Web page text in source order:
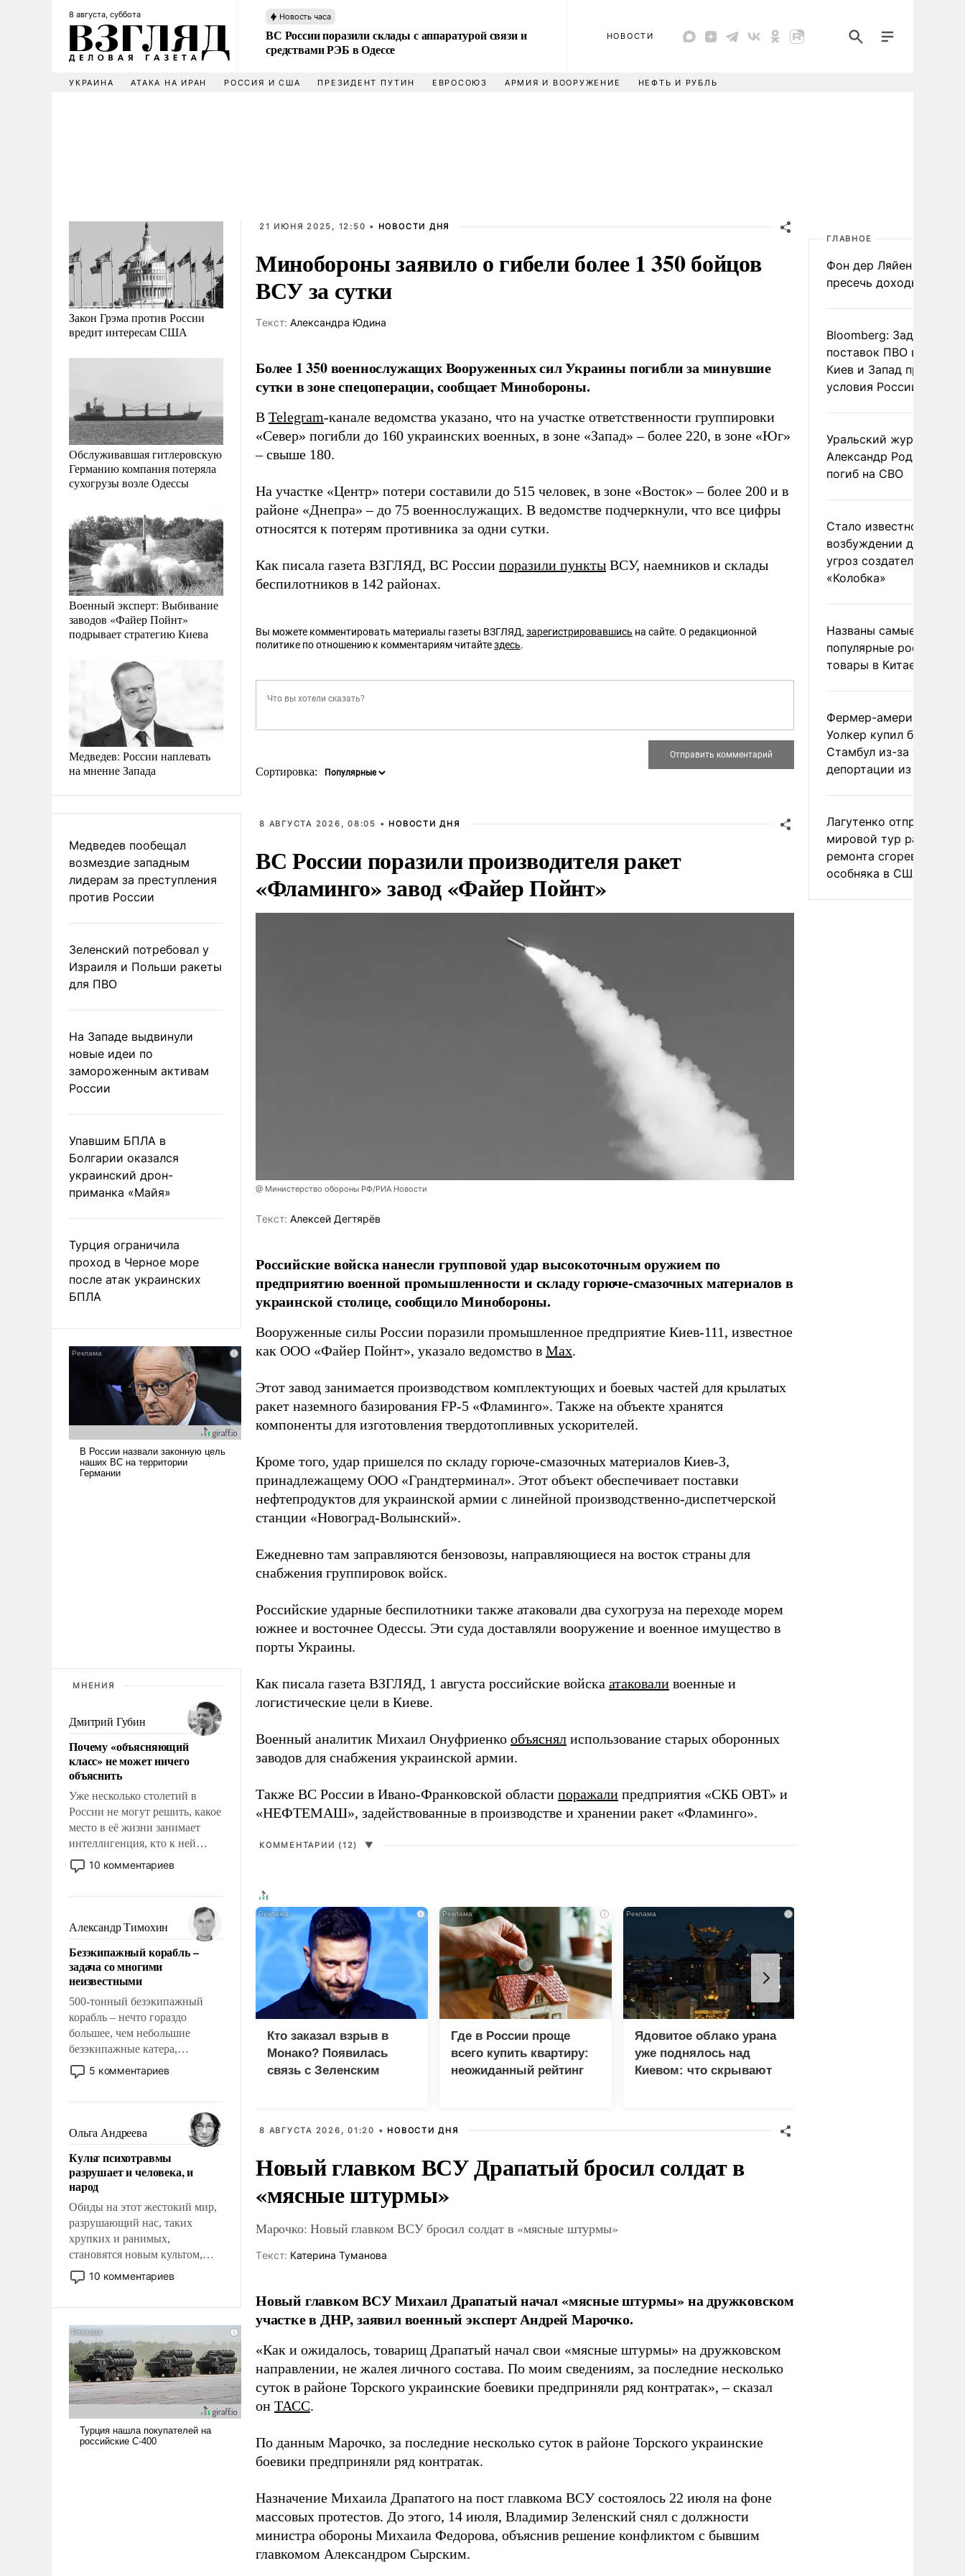
8 августа, суббота Новость часа
ВС России поразили склады с аппаратурой связи и
средствами РЭБ в Одессе
НОВОСТИ
УКРАИНА АТАКА НА ИРАН РОССИЯ И США ПРЕЗИДЕНТ ПУТИН ЕВРОСОЮЗ АРМИЯ И ВООРУЖЕНИЕ НЕФТЬ И РУБЛЬ
Закон Грэма против России
вредит интересам США
Обслуживавшая гитлеровскую
Германию компания потеряла
сухогрузы возле Одессы
Военный эксперт: Выбивание
заводов «Файер Пойнт»
подрывает стратегию Киева
Медведев: России наплевать
на мнение Запада
Медведев пообещал
возмездие западным
лидерам за преступления
против России
Зеленский потребовал у
Израиля и Польши ракеты
для ПВО
На Западе выдвинули
новые идеи по
замороженным активам
России
Упавшим БПЛА в
Болгарии оказался
украинский дрон-
приманка «Майя»
Турция ограничила
проход в Черное море
после атак украинских
БПЛА
МНЕНИЯ
Дмитрий Губин
Почему «объясняющий
класс» не может ничего
объяснить
Уже несколько столетий в
России не могут решить, какое
место в её жизни занимает
интеллигенция, кто к ней
принадлежит, а кого из неё
исключили с правом
чем она отличается от просто
образованных людей. Иногда
казалось, что эти вопросы
решены раз и навсегда, но –
нет, не решены.
10 комментариев
Александр Тимохин
Безэкипажный корабль –
задача со многими
неизвестными
500-тонный безэкипажный
корабль – нечто гораздо
большее, чем небольшие
безэкипажные катера,
применение которых уже
стало обыденностью. Задача по
сложна и амбициозна. Однако
и ее реализация радикально
поднимет наши боевые
возможности.
5 комментариев
Ольга Андреева
Культ психотравмы
разрушает и человека, и
народ
Обиды на этот жестокий мир,
разрушающий нас, таких
хрупких и ранимых,
становятся новым культом,
постепенно вытесняя и
отменяя традиционное
ударами судьбы, брать на себя
ответственность, помогать
слабым, идти вперед и
адаптироваться.
10 комментариев
21 ИЮНЯ 2025, 12:50 • НОВОСТИ ДНЯ
Минобороны заявило о гибели более 1 350 бойцов
ВСУ за сутки
Tекст: Александра Юдина
Более 1 350 военнослужащих Вооруженных сил Украины погибли за минувшие
сутки в зоне спецоперации, сообщает Минобороны.
В Telegram-канале ведомства указано, что на участке ответственности группировки
«Север» погибли до 160 украинских военных, в зоне «Запад» – более 220, в зоне «Юг»
– свыше 180.
На участке «Центр» потери составили до 515 человек, в зоне «Восток» – более 200 и в
районе «Днепра» – до 75 военнослужащих. В ведомстве подчеркнули, что все цифры
относятся к потерям противника за одни сутки.
Как писала газета ВЗГЛЯД, ВС России поразили пункты ВСУ, наемников и склады
беспилотников в 142 районах.
Вы можете комментировать материалы газеты ВЗГЛЯД, зарегистрировавшись на сайте. О редакционной
политике по отношению к комментариям читайтездесь.
Сортировка:
8 АВГУСТА 2026, 08:05 • НОВОСТИ ДНЯ
ВС России поразили производителя ракет
«Фламинго» завод «Файер Пойнт»
@ Министерство обороны РФ/РИА Новости
Tекст: Алексей Дегтярёв
Российские войска нанесли групповой удар высокоточным оружием по
предприятию военной промышленности и складу горюче-смазочных материалов в
украинской столице, сообщило Минобороны.
Вооруженные силы России поразили промышленное предприятие Киев-111, известное
как ООО «Файер Пойнт», указало ведомство в Max.
Этот завод занимается производством комплектующих и боевых частей для крылатых
ракет наземного базирования FP-5 «Фламинго». Также на объекте хранятся
компоненты для изготовления твердотопливных ускорителей.
Кроме того, удар пришелся по складу горюче-смазочных материалов Киев-3,
принадлежащему ООО «Грандтерминал». Этот объект обеспечивает поставки
нефтепродуктов для украинской армии с линейной производственно-диспетчерской
станции «Новоград-Волынский».
Ежедневно там заправляются бензовозы, направляющиеся на восток страны для
снабжения группировок войск.
Российские ударные беспилотники также атаковали два сухогруза на переходе морем
южнее и восточнее Одессы. Эти суда доставляли вооружение и военное имущество в
порты Украины.
Как писала газета ВЗГЛЯД, 1 августа российские войска атаковали военные и
логистические цели в Киеве.
Военный аналитик Михаил Онуфриенко объяснял использование старых оборонных
заводов для снабжения украинской армии.
Также ВС России в Ивано-Франковской области поражали предприятия «СКБ ОВТ» и
«НЕФТЕМАШ», задействованные в производстве и хранении ракет «Фламинго».
КОММЕНТАРИИ (12) ▼
i
Кто заказал взрыв в
Монако? Появилась
связь с Зеленским
i
Где в России проще
всего купить квартиру:
неожиданный рейтинг
i
Ядовитое облако урана
уже поднялось над
Киевом: что скрывают
8 АВГУСТА 2026, 01:20 • НОВОСТИ ДНЯ
Новый главком ВСУ Драпатый бросил солдат в
«мясные штурмы»
Марочко: Новый главком ВСУ бросил солдат в «мясные штурмы»
Tекст: Катерина Туманова
Новый главком ВСУ Михаил Драпатый начал «мясные штурмы» на дружковском
участке в ДНР, заявил военный эксперт Андрей Марочко.
«Как и ожидалось, товарищ Драпатый начал свои «мясные штурмы» на дружковском
направлении, не жалея личного состава. По моим сведениям, за последние несколько
суток в районе Торского украинские боевики предприняли ряд контратак», – сказал
он ТАСС.
По данным Марочко, за последние несколько суток в районе Торского украинские
боевики предприняли ряд контратак.
Назначение Михаила Драпатого на пост главкома ВСУ состоялось 22 июля на фоне
массовых протестов. До этого, 14 июля, Владимир Зеленский снял с должности
министра обороны Михаила Федорова, объяснив решение конфликтом с бывшим
главкомом Александром Сырским.
ГЛАВНОЕ
Фон дер Ляйен
пресечь доходы России
Bloomberg: Задержка
поставок ПВО вынудит
Киев и Запад принять
условия России
Уральский журналист
Александр Родионов
погиб на СВО
Стало известно о
возбуждении дела из-
угроз создателям
«Колобка»
Названы самые
популярные российские
товары в Китае
Фермер-американец
Уолкер купил билет в
Стамбул из-за угрозы
депортации из России
Лагутенко отправился в
мировой тур ради
ремонта сгоревшего
особняка в США